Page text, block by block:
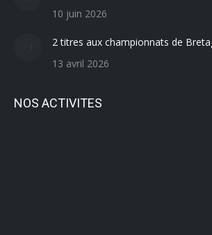
10 juin 2026
2 titres aux championnats de
13 avril 2026
NOS ACTIVITES